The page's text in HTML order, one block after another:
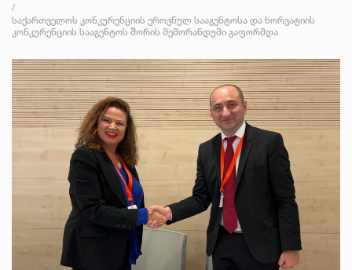
საქართველოს კონკურენციის ეროვნულ სააგენტოსა და ხორვატიის
კონკურენციის სააგენტოს შორის მემორანდუმი გაფორმდა